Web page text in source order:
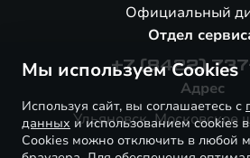
Официальный
Отдел
+7 (8422)
Адрес
Ульяновск, Московское
Мы используем Cookies
Используя сайт, вы соглашаетесь с
данных и использованием cookies
Cookies можно отключить в любой